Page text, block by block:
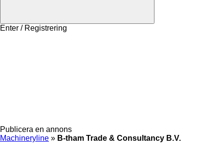
Enter / Registrering
Publicera en annons
Machineryline » B-tham Trade & Consultancy B.V.